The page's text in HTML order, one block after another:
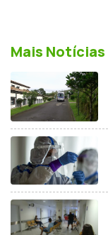
Mais Notícias